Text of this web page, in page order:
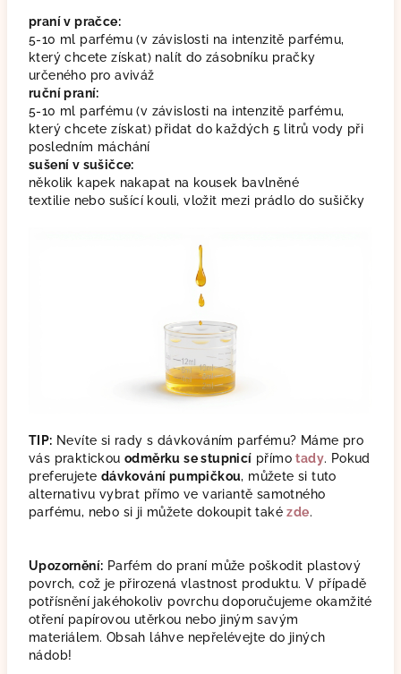
praní v pračce:
5-10 ml parfému (v závislosti na intenzitě parfému,
který chcete získat) nalít do zásobníku pračky
určeného pro aviváž
ruční praní:
5-10 ml parfému (v závislosti na intenzitě parfému,
který chcete získat) přidat do každých 5 litrů vody při
posledním máchání
sušení v sušičce:
několik kapek nakapat na kousek bavlněné
textilie nebo sušící kouli, vložit mezi prádlo do sušičky
TIP: Nevíte si rady s dávkováním parfému? Máme pro
vás praktickouodměrku se stupnicí přímotady. Pokud
preferujete dávkování pumpičkou, můžete si tuto
alternativu vybrat přímo ve variantě samotného
parfému, nebo si ji můžete dokoupit takézde.
Upozornění: Parfém do praní může poškodit plastový
povrch, což je přirozená vlastnost produktu. V případě
potřísnění jakéhokoliv povrchu doporučujeme okamžité
otření papírovou utěrkou nebo jiným savým
materiálem. Obsah láhve nepřelévejte do jiných
nádob!